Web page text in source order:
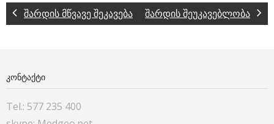
შარდის მწვავე შეკავება შარდის შეუკავებლობა
ᲙᲝᲜᲢᲐᲥᲢᲘ
Tel.: 577 235 400